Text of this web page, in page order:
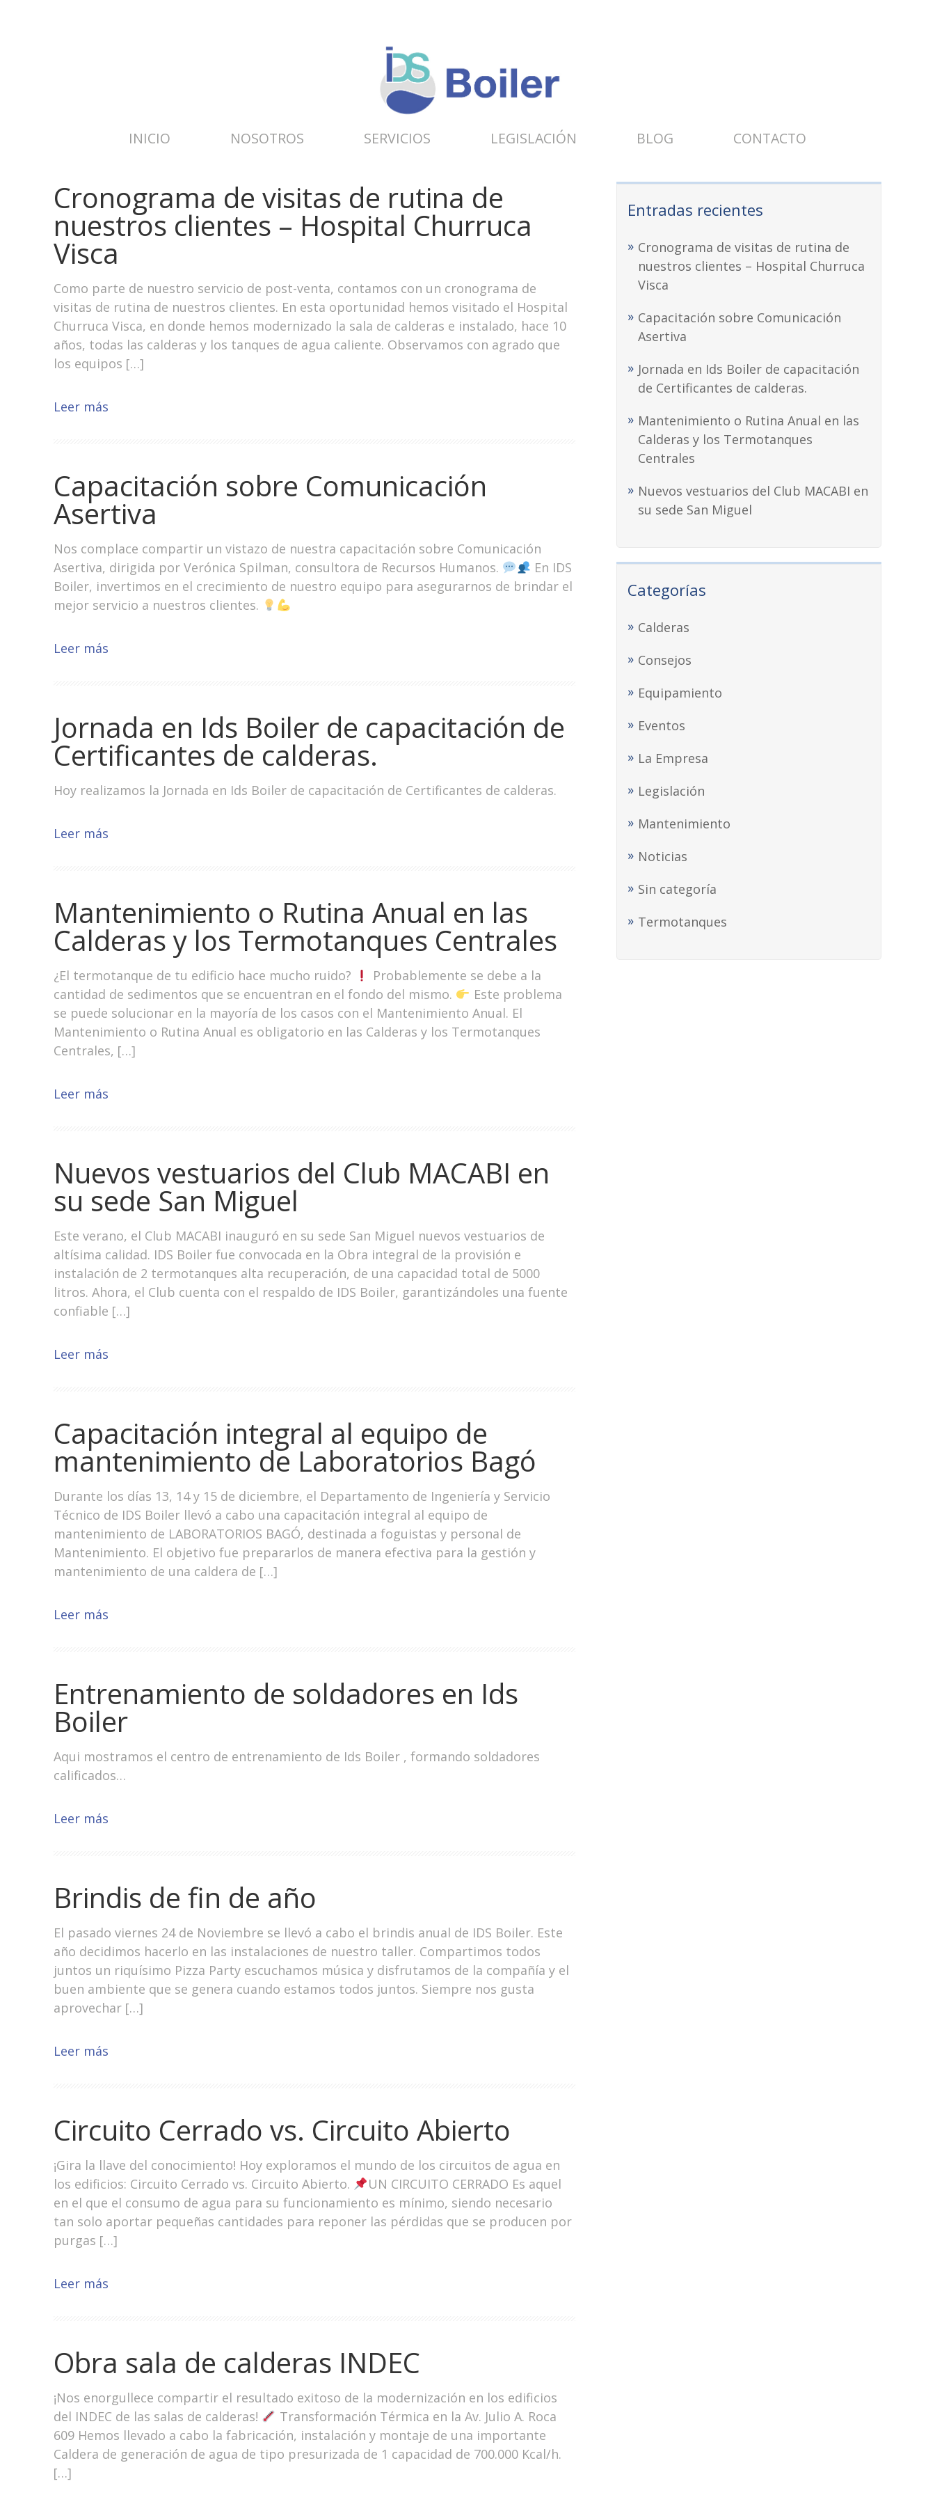
INICIO NOSOTROS SERVICIOS LEGISLACIÓN BLOG CONTACTO
Cronograma de visitas de rutina de
nuestros clientes – Hospital Churruca
Visca
Como parte de nuestro servicio de post-venta, contamos con un cronograma de
visitas de rutina de nuestros clientes. En esta oportunidad hemos visitado el Hospital
Churruca Visca, en donde hemos modernizado la sala de calderas e instalado, hace 10
años, todas las calderas y los tanques de agua caliente. Observamos con agrado que
los equipos […]
Leer más
Capacitación sobre Comunicación
Asertiva
Nos complace compartir un vistazo de nuestra capacitación sobre Comunicación
Asertiva, dirigida por Verónica Spilman, consultora de Recursos Humanos.
En IDS
Boiler, invertimos en el crecimiento de nuestro equipo para asegurarnos de brindar el
mejor servicio a nuestros clientes.
Leer más
Jornada en Ids Boiler de capacitación de
Certificantes de calderas.
Hoy realizamos la Jornada en Ids Boiler de capacitación de Certificantes de calderas.
Leer más
Mantenimiento o Rutina Anual en las
Calderas y los Termotanques Centrales
¿El termotanque de tu edificio hace mucho ruido?
Probablemente se debe a la
cantidad de sedimentos que se encuentran en el fondo del mismo.
Este problema
se puede solucionar en la mayoría de los casos con el Mantenimiento Anual. El
Mantenimiento o Rutina Anual es obligatorio en las Calderas y los Termotanques
Centrales, […]
Leer más
Nuevos vestuarios del Club MACABI en
su sede San Miguel
Este verano, el Club MACABI inauguró en su sede San Miguel nuevos vestuarios de
altísima calidad. IDS Boiler fue convocada en la Obra integral de la provisión e
instalación de 2 termotanques alta recuperación, de una capacidad total de 5000
litros. Ahora, el Club cuenta con el respaldo de IDS Boiler, garantizándoles una fuente
confiable […]
Leer más
Capacitación integral al equipo de
mantenimiento de Laboratorios Bagó
Durante los días 13, 14 y 15 de diciembre, el Departamento de Ingeniería y Servicio
Técnico de IDS Boiler llevó a cabo una capacitación integral al equipo de
mantenimiento de LABORATORIOS BAGÓ, destinada a foguistas y personal de
Mantenimiento. El objetivo fue prepararlos de manera efectiva para la gestión y
mantenimiento de una caldera de […]
Leer más
Entrenamiento de soldadores en Ids
Boiler
Aqui mostramos el centro de entrenamiento de Ids Boiler , formando soldadores
calificados…
Leer más
Brindis de fin de año
El pasado viernes 24 de Noviembre se llevó a cabo el brindis anual de IDS Boiler. Este
año decidimos hacerlo en las instalaciones de nuestro taller. Compartimos todos
juntos un riquísimo Pizza Party escuchamos música y disfrutamos de la compañía y el
buen ambiente que se genera cuando estamos todos juntos. Siempre nos gusta
aprovechar […]
Leer más
Circuito Cerrado vs. Circuito Abierto
¡Gira la llave del conocimiento! Hoy exploramos el mundo de los circuitos de agua en
los edificios: Circuito Cerrado vs. Circuito Abierto.
UN CIRCUITO CERRADO Es aquel
en el que el consumo de agua para su funcionamiento es mínimo, siendo necesario
tan solo aportar pequeñas cantidades para reponer las pérdidas que se producen por
purgas […]
Leer más
Obra sala de calderas INDEC
¡Nos enorgullece compartir el resultado exitoso de la modernización en los edificios
del INDEC de las salas de calderas!
Transformación Térmica en la Av. Julio A. Roca
609 Hemos llevado a cabo la fabricación, instalación y montaje de una importante
Caldera de generación de agua de tipo presurizada de 1 capacidad de 700.000 Kcal/h.
[…]
Entradas recientes
Cronograma de visitas de rutina de
nuestros clientes – Hospital Churruca
Visca
Capacitación sobre Comunicación
Asertiva
Jornada en Ids Boiler de capacitación
de Certificantes de calderas.
Mantenimiento o Rutina Anual en las
Calderas y los Termotanques
Centrales
Nuevos vestuarios del Club MACABI en
su sede San Miguel
Categorías
Calderas
Consejos
Equipamiento
Eventos
La Empresa
Legislación
Mantenimiento
Noticias
Sin categoría
Termotanques